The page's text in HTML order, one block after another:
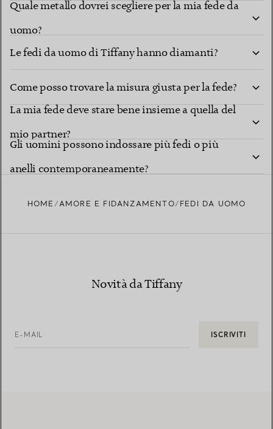
Quale metallo dovrei scegliere per la mia fede da
uomo?
Le fedi da uomo di Tiffany hanno diamanti?
Come posso trovare la misura giusta per la fede?
La mia fede deve stare bene insieme a quella del
mio partner?
Gli uomini possono indossare più fedi o più
anelli contemporaneamente?
HOME AMORE E FIDANZAMENTO FEDI DA UOMO
Novità da Tiffany
E-MAIL ISCRIVITI